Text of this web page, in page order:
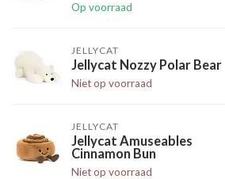
Op voorraad
JELLYCAT
Jellycat Nozzy Polar Bear
Niet op voorraad
JELLYCAT
Jellycat Amuseables
Cinnamon Bun
Niet op voorraad